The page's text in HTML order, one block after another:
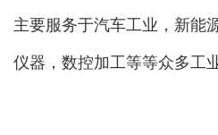
主要服务于汽车工业，新能
仪器，数控加工等等众多工